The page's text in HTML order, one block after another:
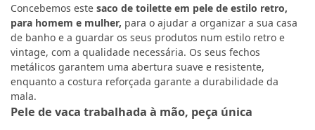
Concebemos este saco de toilette em pele de estilo retro,
para homem e mulher, para o ajudar a organizar a sua casa
de banho e a guardar os seus produtos num estilo retro e
vintage, com a qualidade necessária. Os seus fechos
metálicos garantem uma abertura suave e resistente,
enquanto a costura reforçada garante a durabilidade da
mala.
Pele de vaca trabalhada à mão, peça única